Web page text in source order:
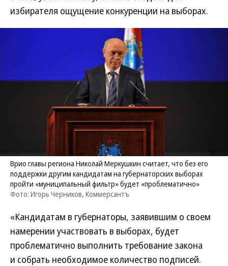
избирателя ощущение конкуренции на выборах.
Врио главы региона Николай Меркушкин считает, что без его
поддержки другим кандидатам на губернаторских выборах
пройти «муниципальный фильтр» будет «проблематично»
Фото: Игорь Черников, Коммерсантъ
«Кандидатам в губернаторы, заявившим о своем
намерении участвовать в выборах, будет
проблематично выполнить требование закона
и собрать необходимое количество подписей.